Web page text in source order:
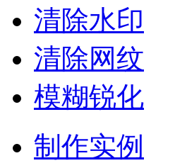
清除水印
清除网纹
模糊锐化
制作实例